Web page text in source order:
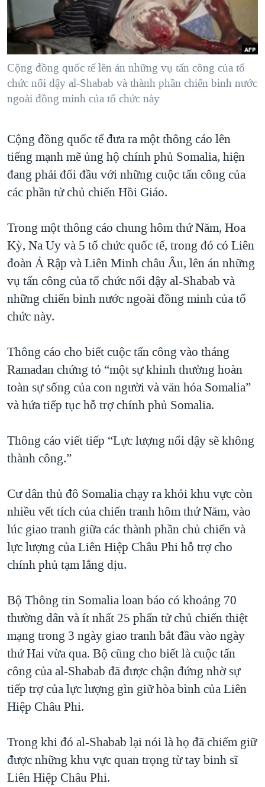
"Tìm"
NGƯỜI VIỆT HẢI NGOẠI
ĐỜI SỐNG
KINH TẾ
KHOA HỌC
SỨC KHOẺ
THỂ THAO
GIÁO DỤC
HÀNH TRÌNH BẦU CỬ 2024
MỘT NĂM CHIẾN TRANH TẠI DẢI GAZA
GIẢI MÃ VÀNH ĐAI & CON ĐƯỜNG
NGÀY TỊ NẠN THẾ GIỚI
CHI PHÍ CHIẾN TRANH AFGHANISTAN
CÁC GIÁ TRỊ CỘNG HÒA Ở VIỆT NAM
THƯỢNG ĐỈNH TRUMP-KIM TẠI VIỆT NAM
NGƯ DÂN VIỆT VÀ LÀN SÓNG TRỘM HẢI SÂM
BÊN KIA QUỐC LỘ: TIẾNG VỌNG TỪ NÔNG THÔN MỸ
QUAN HỆ VIỆT MỸ
VIDEO
NGHE
MẠNG XÃ HỘI
Cộng đồng quốc tế lên án những vụ tấn công của tổ
chức nổi dậy al-Shabab và thành phần chiến binh nước
ngoài đồng minh của tổ chức này
Cộng đồng quốc tế đưa ra một thông cáo lên
tiếng mạnh mẽ ủng hộ chính phủ Somalia, hiện
đang phải đối đầu với những cuộc tấn công của
các phần tử chủ chiến Hồi Giáo.
Trong một thông cáo chung hôm thứ Năm, Hoa
Kỳ, Na Uy và 5 tổ chức quốc tế, trong đó có Liên
đoàn Ả Rập và Liên Minh châu Âu, lên án những
vụ tấn công của tổ chức nổi dậy al-Shabab và
những chiến binh nước ngoài đồng minh của tổ
chức này.
Thông cáo cho biết cuộc tấn công vào tháng
Ramadan chứng tỏ “một sự khinh thường hoàn
toàn sự sống của con người và văn hóa Somalia”
và hứa tiếp tục hỗ trợ chính phủ Somalia.
Thông cáo viết tiếp “Lực lượng nổi dậy sẽ không
thành công.”
Cư dân thủ đô Somalia chạy ra khỏi khu vực còn
nhiều vết tích của chiến tranh hôm thứ Năm, vào
lúc giao tranh giữa các thành phần chủ chiến và
lực lượng của Liên Hiệp Châu Phi hỗ trợ cho
chính phủ tạm lắng dịu.
Bộ Thông tin Somalia loan báo có khoảng 70
thường dân và ít nhất 25 phấn tử chủ chiến thiệt
mạng trong 3 ngày giao tranh bắt đầu vào ngày
thứ Hai vừa qua. Bộ cũng cho biết là cuộc tấn
công của al-Shabab đã được chận đứng nhờ sự
tiếp trợ của lực lượng gìn giữ hòa bình của Liên
Hiệp Châu Phi.
Trong khi đó al-Shabab lại nói là họ đã chiếm giữ
được những khu vực quan trọng từ tay binh sĩ
Liên Hiệp Châu Phi.